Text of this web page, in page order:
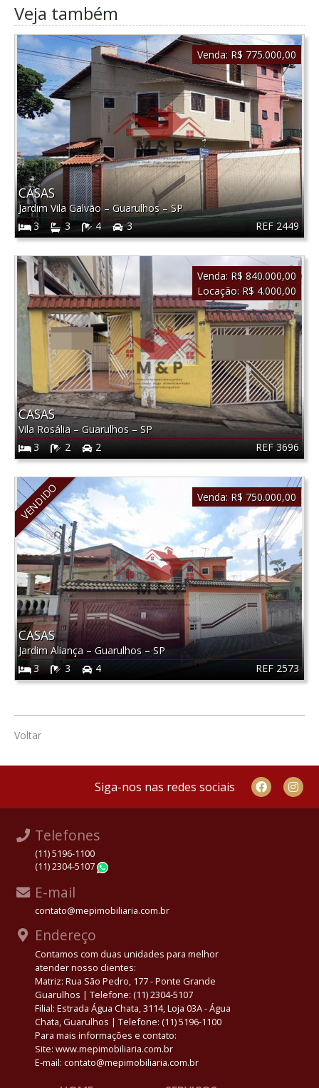
Veja também
REF 2449
CASAS
Jardim Vila Galvão– Guarulhos–SP
3
3 4 3
Venda: R$ 775.000,00
REF 3696
CASAS
Vila Rosália – Guarulhos – SP
3
2 2
Venda: R$ 840.000,00
Locação: R$ 4.000,00
VENDIDO
REF 2573
CASAS
Jardim Aliança – Guarulhos–SP
3
3 4
Venda: R$ 750.000,00
Voltar
Siga-nos nas redes sociais
Telefones
(11) 5196-1100
(11) 2304-5107
E-mail
contato@mepimobiliaria.com.br
Endereço
Contamos com duas unidades para melhor
atender nosso clientes:
Matriz: Rua São Pedro, 177 - Ponte Grande
Guarulhos | Telefone: (11) 2304-5107
Filial: Estrada Água Chata, 3114, Loja 03A - Água
Chata, Guarulhos | Telefone: (11) 5196-1100
Para mais informações e contato:
Site: www.mepimobiliaria.com.br
E-mail: contato@mepimobiliaria.com.br